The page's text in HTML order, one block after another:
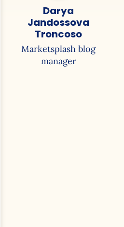
Darya
Jandossova
Troncoso
Marketsplash blog
manager